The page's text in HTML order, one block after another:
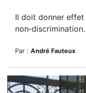
Il doit donner effet
non‑discrimination.
Par : André Fauteux